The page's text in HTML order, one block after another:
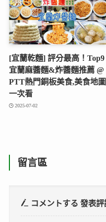
[宜蘭乾麵] 評分最高！Top9
宜蘭麻醬麵&炸醬麵推薦 @
PTT熱門銅板美食,美食地圖
一次看
2025-07-02
留言區
コメントする發表評